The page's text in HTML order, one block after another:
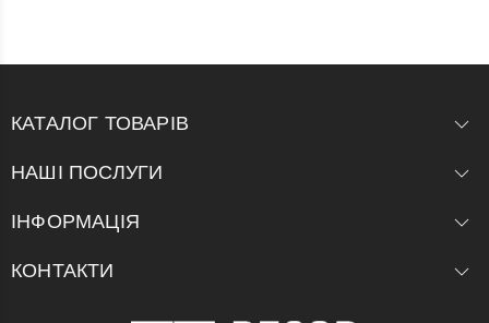
КАТАЛОГ ТОВАРІВ
НАШІ ПОСЛУГИ
ІНФОРМАЦІЯ
КОНТАКТИ